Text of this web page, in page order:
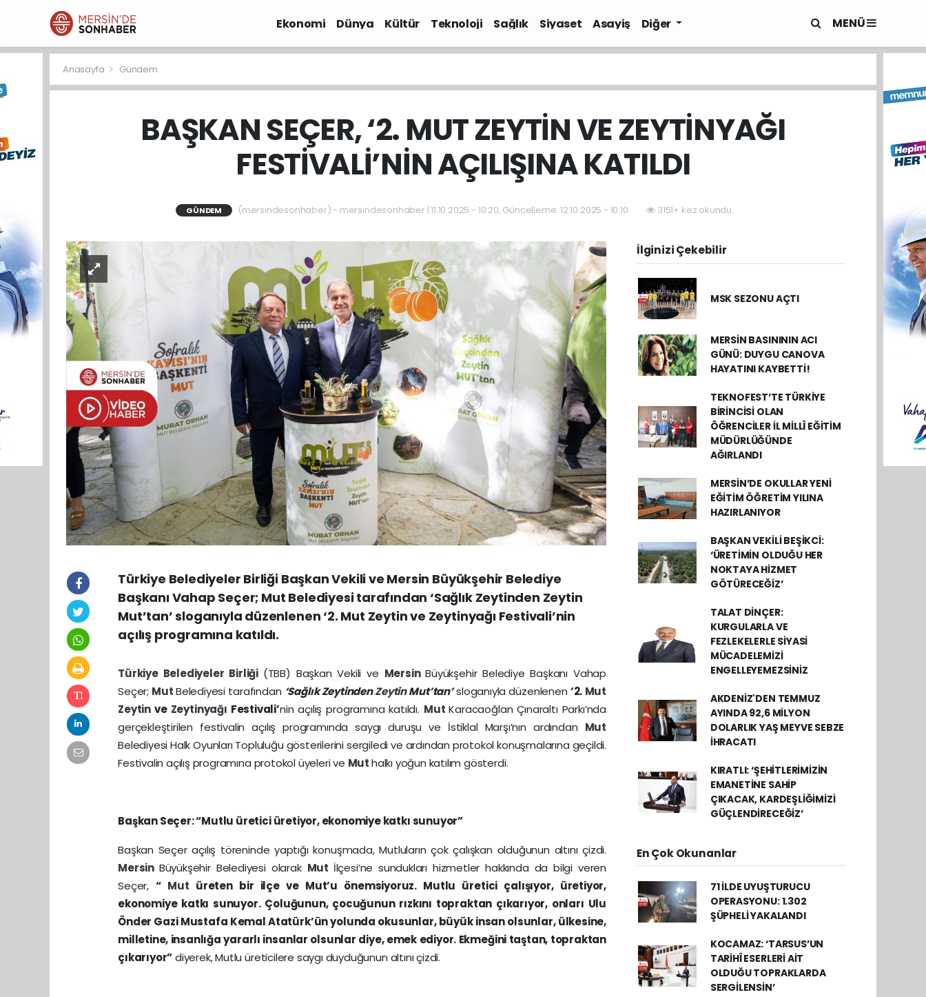
Ekonomi Dünya Kültür Teknoloji Sağlık Siyaset Asayiş Diğer MENÜ
Anasayfa Gündem
BAŞKAN SEÇER, ‘2. MUT ZEYTİN VE ZEYTİNYAĞI
FESTİVALİ’NİN AÇILIŞINA KATILDI
GÜNDEM (mersindesonhaber) - mersindesonhaber | 11.10.2025 - 10:20, Güncelleme: 12.10.2025 - 10:10 3151+ kez okundu.
Türkiye Belediyeler Birliği Başkan Vekili ve Mersin Büyükşehir Belediye
Başkanı Vahap Seçer; Mut Belediyesi tarafından ‘Sağlık Zeytinden Zeytin
Mut’tan’ sloganıyla düzenlenen ‘2. Mut Zeytin ve Zeytinyağı Festivali’nin
açılış programına katıldı.
Türkiye Belediyeler Birliği (TBB) Başkan Vekili ve MersinBüyükşehir Belediye Başkanı Vahap
Seçer; MutBelediyesi tarafından ‘Sağlık ZeytindenZeytinMut’tan’sloganıyla düzenlenen ‘2. Mut
Zeytin ve Zeytinyağı Festivali’nin açılış programına katıldı. MutKaracaoğlan Çınaraltı Parkı’nda
gerçekleştirilen festivalin açılış programında saygı duruşu ve İstiklal Marşı’nın ardından Mut
Belediyesi Halk Oyunları Topluluğu gösterilerini sergiledi ve ardından protokol konuşmalarına geçildi.
Festivalin açılış programına protokol üyeleri ve Muthalkı yoğun katılım gösterdi.
Başkan Seçer: “Mutlu üretici üretiyor, ekonomiye katkı sunuyor”
Başkan Seçer açılış töreninde yaptığı konuşmada, Mutluların çok çalışkan olduğunun altını çizdi.
Mersin Büyükşehir Belediyesi olarak Mut İlçesi’ne sundukları hizmetler hakkında da bilgi veren
Seçer,“ Mut üreten bir ilçe ve Mut’u önemsiyoruz. Mutlu üretici çalışıyor, üretiyor,
ekonomiye katkı sunuyor. Çoluğunun, çocuğunun rızkını topraktan çıkarıyor, onları Ulu
Önder Gazi Mustafa Kemal Atatürk’ün yolunda okusunlar, büyük insan olsunlar, ülkesine,
milletine, insanlığa yararlı insanlar olsunlar diye, emek ediyor. Ekmeğini taştan, topraktan
çıkarıyor”diyerek, Mutlu üreticilere saygı duyduğunun altını çizdi.
İlginizi Çekebilir
MSK SEZONU AÇTI
MERSİN BASINININ ACI
GÜNÜ: DUYGU CANOVA
HAYATINI KAYBETTİ!
TEKNOFEST’TE TÜRKİYE
BİRİNCİSİ OLAN
ÖĞRENCİLER İL MİLLÎ EĞİTİM
MÜDÜRLÜĞÜNDE
AĞIRLANDI
MERSİN’DE OKULLAR YENİ
EĞİTİM ÖĞRETİM YILINA
HAZIRLANIYOR
BAŞKAN VEKİLİ BEŞİKCİ:
‘ÜRETİMİN OLDUĞU HER
NOKTAYA HİZMET
GÖTÜRECEĞİZ’
TALAT DİNÇER:
KURGULARLA VE
FEZLEKELERLE SİYASİ
MÜCADELEMİZİ
ENGELLEYEMEZSİNİZ
AKDENİZ'DEN TEMMUZ
AYINDA 92,6 MİLYON
DOLARLIK YAŞ MEYVE SEBZE
İHRACATI
KIRATLI: ‘ŞEHİTLERİMİZİN
EMANETİNE SAHİP
ÇIKACAK, KARDEŞLİĞİMİZİ
GÜÇLENDİRECEĞİZ’
En Çok Okunanlar
71 İLDE UYUŞTURUCU
OPERASYONU: 1.302
ŞÜPHELİ YAKALANDI
KOCAMAZ: ‘TARSUS’UN
TARİHÎ ESERLERİ AİT
OLDUĞU TOPRAKLARDA
SERGİLENSİN’